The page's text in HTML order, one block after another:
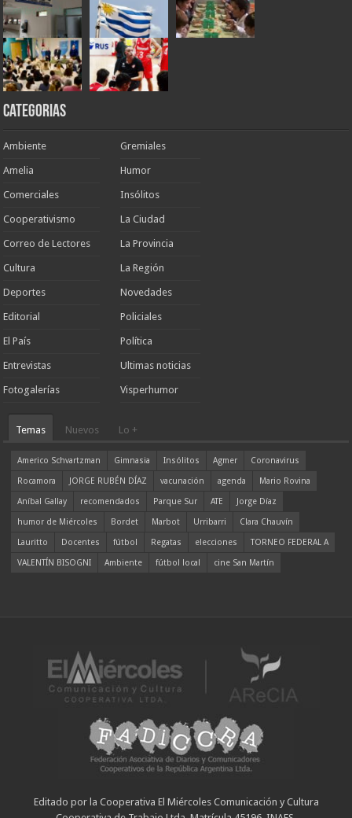
Categorias
Ambiente
Amelia
Comerciales
Cooperativismo
Correo de Lectores
Cultura
Deportes
Editorial
El País
Entrevistas
Fotogalerías
Gremiales
Humor
Insólitos
La Ciudad
La Provincia
La Región
Novedades
Policiales
Política
Ultimas noticias
Visperhumor
Temas Nuevos Lo +
Americo Schvartzman Gimnasia Insólitos Agmer
Coronavirus
Rocamora
JORGE RUBÉN DÍAZ vacunación agenda
Mario Rovina
Aníbal Gallay
recomendados Parque Sur ATE
Jorge Díaz
humor de Miércoles
Bordet Marbot Urribarri
Clara Chauvín
Lauritto
Docentes fútbol Regatas elecciones
TORNEO FEDERAL A
VALENTÍN BISOGNI
Ambiente fútbol local cine San Martín
Editado por la Cooperativa El Miércoles Comunicación y Cultura